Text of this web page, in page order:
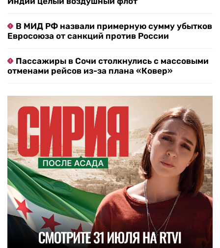
В МИД РФ назвали примерную сумму убытков
Евросоюза от санкций против России
Пассажиры в Сочи столкнулись с массовыми
отменами рейсов из-за плана «Ковер»